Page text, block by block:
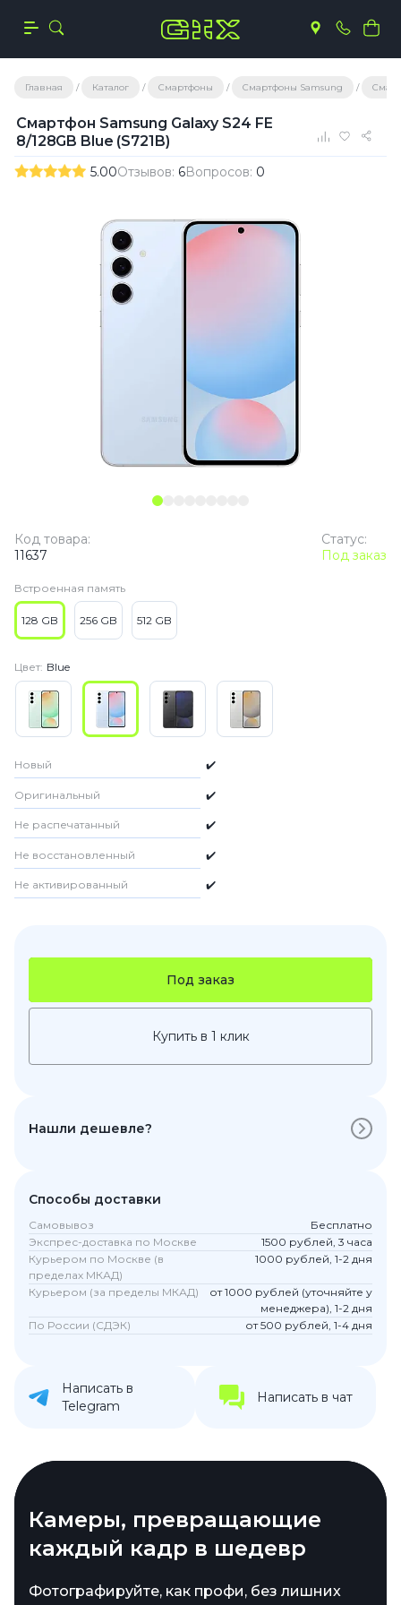
Главная Каталог Смартфоны Смартфоны Samsung
Смартфон Samsung Galaxy S24 FE
8/128GB Blue (S721B)
5.00Отзывов: 6Вопросов: 0
Статус:
Под заказ
Код товара:
11637
Встроенная память
128 GB 256 GB 512 GB
Цвет: Blue
Новый ✔️
Оригинальный ✔️
Не распечатанный ✔️
Не восстановленный ✔️
Не активированный ✔️
Под заказ
Купить в 1 клик
Нашли дешевле?
Способы доставки
Самовывоз
Бесплатно
Экспрес-доставка по Москве
1500 рублей, 3 часа
Курьером по Москве (в
пределах МКАД)
1000 рублей, 1-2 дня
Курьером (за пределы МКАД)
от 1000 рублей (уточняйте у
менеджера), 1-2 дня
По России (СДЭК)
от 500 рублей, 1-4 дня
Написать в
Telegram
Написать в чат
Дисплей, от которого не
оторваться
Samsung снова доказывает, что умеет
Камеры, превращающие
каждый кадр в шедевр
Фотографируйте, как профи, без лишних
Автономность, которая не
подведёт
Galaxy S24 FE создан для тех, кто не привык
Стиль, чувствующийся в
руках
Этот смартфон – не просто гаджет, а